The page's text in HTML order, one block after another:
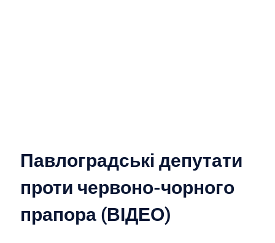
Павлоградські депутати
проти червоно-чорного
прапора (ВІДЕО)